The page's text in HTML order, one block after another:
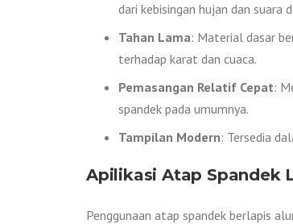
dari kebisingan hujan dan suara
Tahan Lama: Material dasar
terhadap karat dan cuaca.
Pemasangan Relatif Cepat:
spandek pada umumnya.
Tampilan Modern: Tersedia
Apilikasi Atap Spandek
Penggunaan atap spandek berlapis